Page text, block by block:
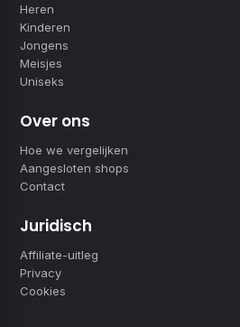
Heren
Kinderen
Jongens
Meisjes
Uniseks
Over ons
Hoe we vergelijken
Aangesloten shops
Contact
Juridisch
Affiliate-uitleg
Privacy
Cookies